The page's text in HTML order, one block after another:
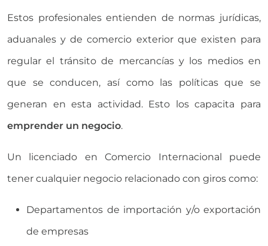
Estos profesionales entienden de normas jurídicas,
aduanales y de comercio exterior que existen para
regular el tránsito de mercancías y los medios en
que se conducen, así como las políticas que se
generan en esta actividad. Esto los capacita para
emprender un negocio.
Un licenciado en Comercio Internacional puede
tener cualquier negocio relacionado con giros como:
Departamentos de importación y/o exportación
de empresas